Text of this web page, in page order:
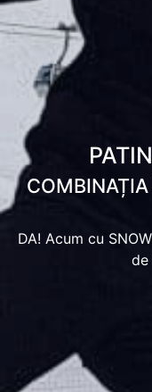
COMBINAȚIA
DA! Acum cu
de